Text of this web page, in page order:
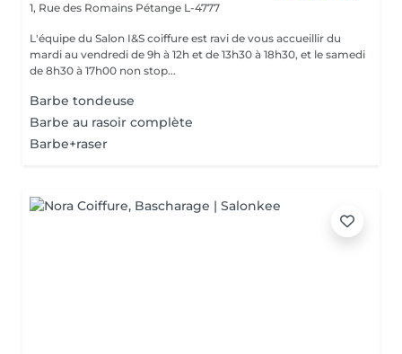
1, Rue des Romains Pétange L-4777
L'équipe du Salon I&S coiffure est ravi de vous accueillir du
mardi au vendredi de 9h à 12h et de 13h30 à 18h30, et le samedi
de 8h30 à 17h00 non stop...
Barbe tondeuse
Barbe au rasoir complète
Barbe+raser